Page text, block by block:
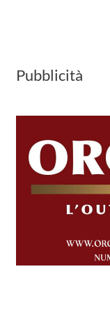
Pubblicità